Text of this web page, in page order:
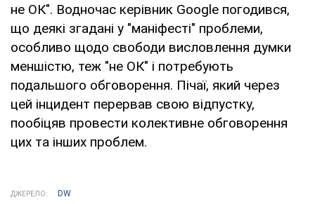
не ОК". Водночас керівник Google погодився,
що деякі згадані у "маніфесті" проблеми,
особливо щодо свободи висловлення думки
меншістю, теж "не ОК" і потребують
подальшого обговорення. Пічаї, який через
цей інцидент перервав свою відпустку,
пообіцяв провести колективне обговорення
цих та інших проблем.
ДЖЕРЕЛО: DW